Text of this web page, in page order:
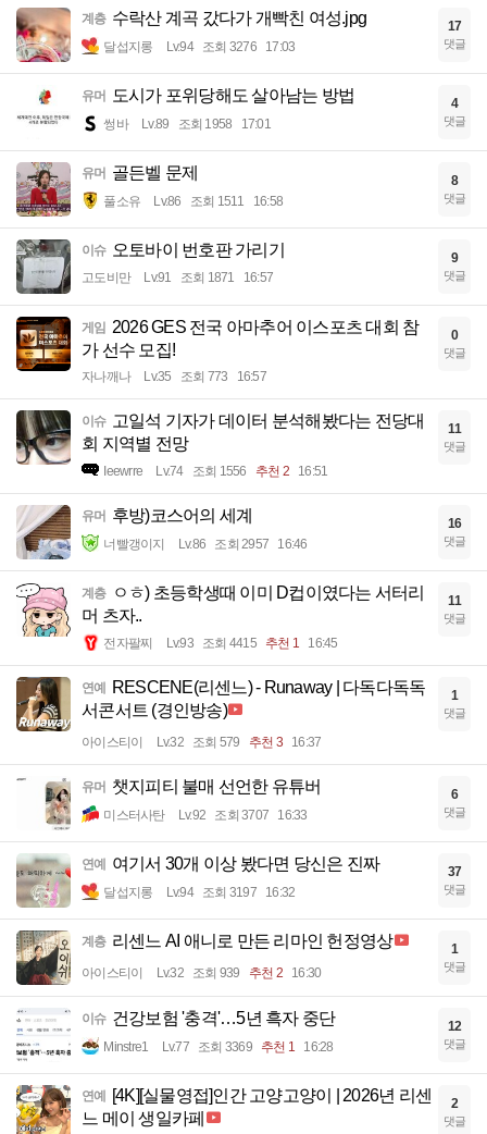
계층 수락산 계곡 갔다가 개빡친 여성.jpg
달섭지롱 Lv.94 조회 3276 17:03
17
댓글
유머 도시가 포위당해도 살아남는 방법
썽바 Lv.89 조회 1958 17:01
4
댓글
유머 골든벨 문제
풀소유 Lv.86 조회 1511 16:58
8
댓글
이슈 오토바이 번호판 가리기
고도비만 Lv.91 조회 1871 16:57
9
댓글
게임 2026 GES 전국 아마추어 이스포츠 대회 참
가 선수 모집!
자나깨나 Lv.35 조회 773 16:57
0
댓글
이슈 고일석 기자가 데이터 분석해봤다는 전당대
회 지역별 전망
Ieewrre Lv.74 조회 1556 추천 2 16:51
11
댓글
유머 후방)코스어의 세계
너빨갱이지 Lv.86 조회 2957 16:46
16
댓글
계층
ㅇㅎ) 초등학생때 이미 D컵이였다는 서터리
머 츠자..
전자팔찌 Lv.93 조회 4415 추천 1 16:45
11
댓글
연예 RESCENE(리센느) - Runaway | 다독다독독
서콘서트 (경인방송)
아이스티이 Lv.32 조회 579 추천 3 16:37
1
댓글
유머 챗지피티 불매 선언한 유튜버
미스터사탄 Lv.92 조회 3707 16:33
6
댓글
연예 여기서 30개 이상 봤다면 당신은 진짜
달섭지롱 Lv.94 조회 3197 16:32
37
댓글
계층 리센느 AI 애니로 만든 리마인 헌정영상
아이스티이 Lv.32 조회 939 추천 2 16:30
1
댓글
이슈 건강보험 '충격'…5년 흑자 중단
Minstre1 Lv.77 조회 3369 추천 1 16:28
12
댓글
연예 [4K][실물영접]인간 고양고양이 | 2026년 리센
느 메이 생일카페
2
댓글